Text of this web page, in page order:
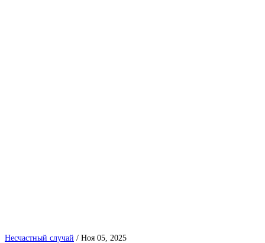
Несчастный случай / Ноя 05, 2025